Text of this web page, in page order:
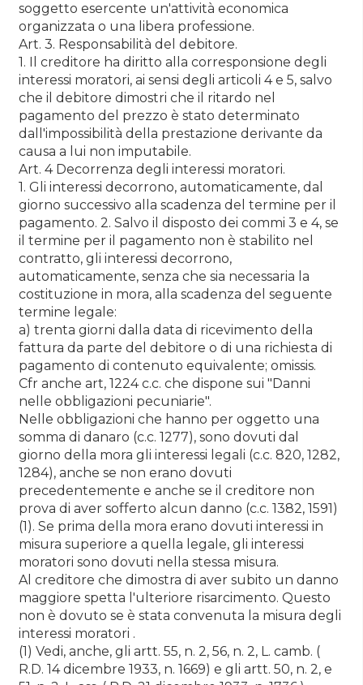
soggetto esercente un'attività economica
organizzata o una libera professione.
Art. 3. Responsabilità del debitore.
1. Il creditore ha diritto alla corresponsione degli
interessi moratori, ai sensi degli articoli 4 e 5, salvo
che il debitore dimostri che il ritardo nel
pagamento del prezzo è stato determinato
dall'impossibilità della prestazione derivante da
causa a lui non imputabile.
Art. 4 Decorrenza degli interessi moratori.
1. Gli interessi decorrono, automaticamente, dal
giorno successivo alla scadenza del termine per il
pagamento. 2. Salvo il disposto dei commi 3 e 4, se
il termine per il pagamento non è stabilito nel
contratto, gli interessi decorrono,
automaticamente, senza che sia necessaria la
costituzione in mora, alla scadenza del seguente
termine legale:
a) trenta giorni dalla data di ricevimento della
fattura da parte del debitore o di una richiesta di
pagamento di contenuto equivalente; omissis.
Cfr anche art, 1224 c.c. che dispone sui "Danni
nelle obbligazioni pecuniarie".
Nelle obbligazioni che hanno per oggetto una
somma di danaro (c.c. 1277), sono dovuti dal
giorno della mora gli interessi legali (c.c. 820, 1282,
1284), anche se non erano dovuti
precedentemente e anche se il creditore non
prova di aver sofferto alcun danno (c.c. 1382, 1591)
(1). Se prima della mora erano dovuti interessi in
misura superiore a quella legale, gli interessi
moratori sono dovuti nella stessa misura.
Al creditore che dimostra di aver subito un danno
maggiore spetta l'ulteriore risarcimento. Questo
non è dovuto se è stata convenuta la misura degli
interessi moratori .
(1) Vedi, anche, gli artt. 55, n. 2, 56, n. 2, L. camb. (
R.D. 14 dicembre 1933, n. 1669) e gli artt. 50, n. 2, e